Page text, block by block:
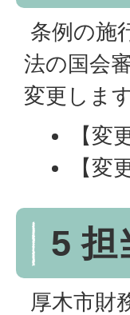
条例の施
法の国会
変更します
【変
【変
5 担
厚木市財